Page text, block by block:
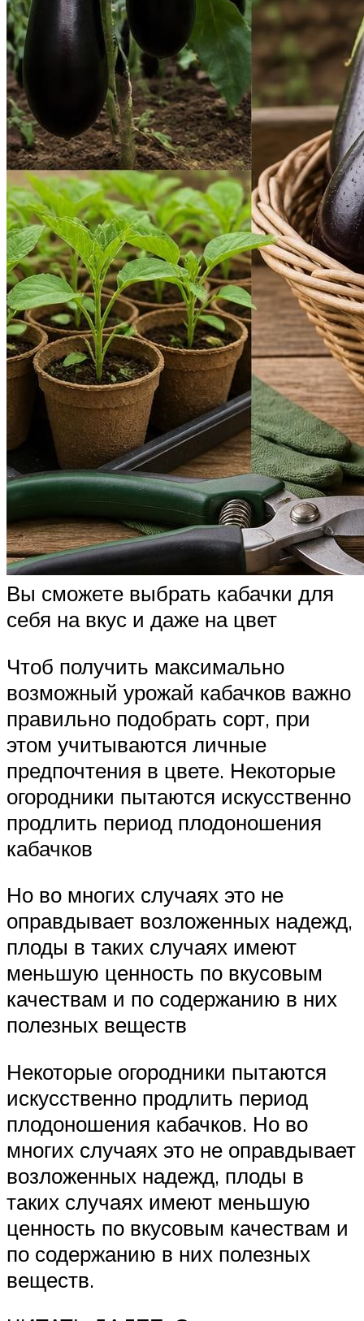
Вы сможете выбрать кабачки для
себя на вкус и даже на цвет
Чтоб получить максимально
возможный урожай кабачков важно
правильно подобрать сорт, при
этом учитываются личные
предпочтения в цвете. Некоторые
огородники пытаются искусственно
продлить период плодоношения
кабачков
Но во многих случаях это не
оправдывает возложенных надежд,
плоды в таких случаях имеют
меньшую ценность по вкусовым
качествам и по содержанию в них
полезных веществ
Некоторые огородники пытаются
искусственно продлить период
плодоношения кабачков. Но во
многих случаях это не оправдывает
возложенных надежд, плоды в
таких случаях имеют меньшую
ценность по вкусовым качествам и
по содержанию в них полезных
веществ.